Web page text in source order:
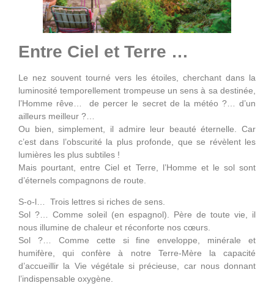
Entre Ciel et Terre …
Le nez souvent tourné vers les étoiles, cherchant dans la
luminosité temporellement trompeuse un sens à sa destinée,
l’Homme rêve… de percer le secret de la météo ?… d’un
ailleurs meilleur ?…
Ou bien, simplement, il admire leur beauté éternelle. Car
c’est dans l’obscurité la plus profonde, que se révèlent les
lumières les plus subtiles !
Mais pourtant, entre Ciel et Terre, l’Homme et le sol sont
d’éternels compagnons de route.
S-o-l… Trois lettres si riches de sens.
Sol ?… Comme soleil (en espagnol). Père de toute vie, il
nous illumine de chaleur et réconforte nos cœurs.
Sol ?… Comme cette si fine enveloppe, minérale et
humifère, qui confère à notre Terre-Mère la capacité
d’accueillir la Vie végétale si précieuse, car nous donnant
l’indispensable oxygène.